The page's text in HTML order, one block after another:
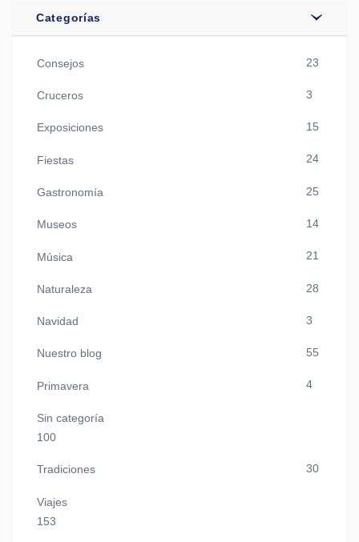
Categorías
Consejos 23
Cruceros 3
Exposiciones 15
Fiestas 24
Gastronomía 25
Museos 14
Música 21
Naturaleza 28
Navidad 3
Nuestro blog 55
Primavera 4
Sin categoría
100
Tradiciones 30
Viajes
153